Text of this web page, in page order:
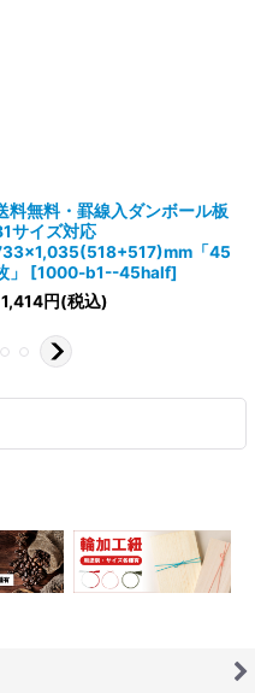
料無料・罫線入ダンボール板
サイズ対応
「45
」
[1000-b1--45half]
円(税込)